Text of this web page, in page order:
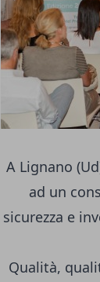
A Lignano
ad un
sicurezza e
Qualità,